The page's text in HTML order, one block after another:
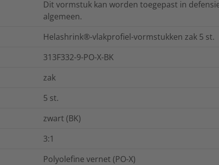
Dit vormstuk kan worden toegepast in
algemeen.
Helashrink®-vlakprofiel-vormstukken zak 5 st.
313F332-9-PO-X-BK
zak
5 st.
zwart (BK)
3:1
Polyolefine vernet (PO-X)